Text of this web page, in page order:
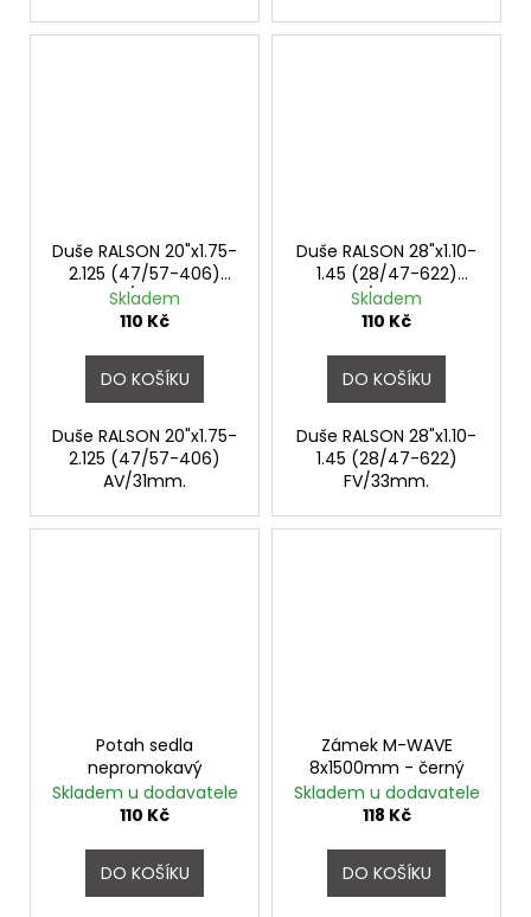
Duše RALSON 20"x1.75-
2.125 (47/57-406)
AV/31mm
Skladem
110 Kč
DO KOŠÍKU
Duše RALSON 20"x1.75-
2.125 (47/57-406)
AV/31mm.
Duše RALSON 28"x1.10-
1.45 (28/47-622)
FV/33mm
Skladem
110 Kč
DO KOŠÍKU
Duše RALSON 28"x1.10-
1.45 (28/47-622)
FV/33mm.
Potah sedla
nepromokavý
Skladem u dodavatele
110 Kč
DO KOŠÍKU
Zámek M-WAVE
8x1500mm - černý
Skladem u dodavatele
118 Kč
DO KOŠÍKU